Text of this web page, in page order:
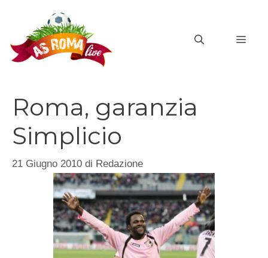
contenuto
Roma, garanzia
Simplicio
21 Giugno 2010 di Redazione